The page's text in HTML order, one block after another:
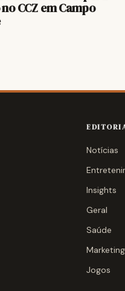
CCZ em Campo
Notícias
Insights
Geral
Saúde
Marketing
Jogos